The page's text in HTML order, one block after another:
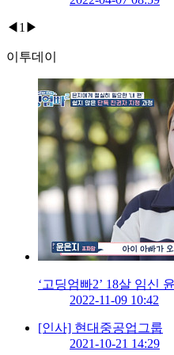
◀ 1 ▶
이투데이
‘고딩엄빠2’ 18살 임신
2022-11-09 10:42
[인사] 현대중공업그룹
2021-10-21 14:29